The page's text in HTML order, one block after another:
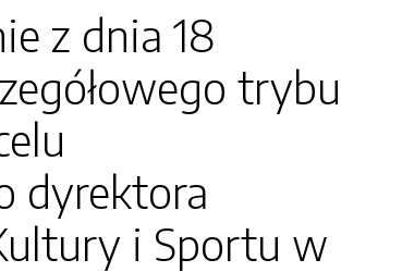
z dnia 18
trybu
dyrektora
i Sportu w